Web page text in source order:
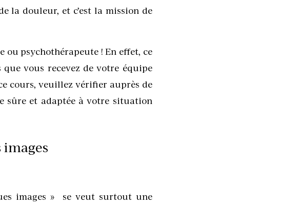
la douleur, et c’est la mission de
ou psychothérapeute ! En effet, ce
vous recevez de votre équipe
cours, veuillez vérifier auprès de
sûre et adaptée à votre situation
images
images » se veut surtout une